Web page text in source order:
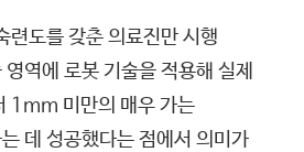
련도를 갖춘 의료진만 시행
역에 로봇 기술을 적용해 실제
1mm 미만의 매우 가는
데 성공했다는 점에서 의미가